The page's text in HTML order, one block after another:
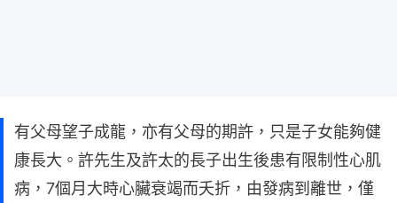
有父母望子成龍，亦有父母的期許，只是子女能夠健
康長大。許先生及許太的長子出生後患有限制性心肌
病，7個月大時心臟衰竭而夭折，由發病到離世，僅